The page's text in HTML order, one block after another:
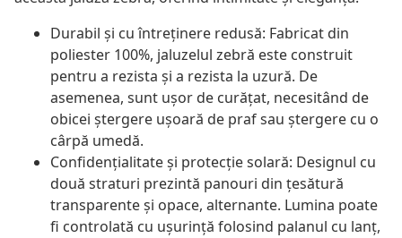
Durabil și cu întreținere redusă: Fabricat din
poliester 100%, jaluzelul zebră este construit
pentru a rezista și a rezista la uzură. De
asemenea, sunt ușor de curățat, necesitând de
obicei ștergere ușoară de praf sau ștergere cu o
cârpă umedă.
Confidențialitate și protecție solară: Designul cu
două straturi prezintă panouri din țesătură
transparente și opace, alternante. Lumina poate
fi controlată cu ușurință folosind palanul cu lanț,